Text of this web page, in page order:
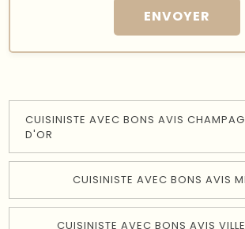
CUISINISTE AVEC BONS AVIS
D'OR
CUISINISTE AVEC BONS AVIS
CUISINISTE AVEC BONS AVIS